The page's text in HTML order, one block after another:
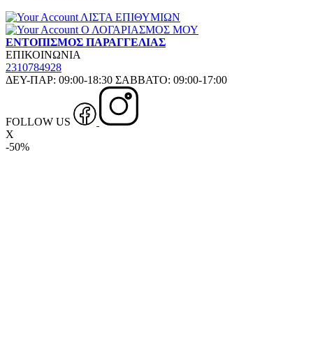
ΛΙΣΤΑ ΕΠΙΘΥΜΙΩΝ
Ο ΛΟΓΑΡΙΑΣΜΟΣ ΜΟΥ
ΕΝΤΟΠΙΣΜΟΣ ΠΑΡΑΓΓΕΛΙΑΣ
ΕΠΙΚΟΙΝΩΝΙΑ
2310784928
ΔΕΥ-ΠΑΡ: 09:00-18:30 ΣΑΒΒΑΤΟ: 09:00-17:00
FOLLOW US
X
-50%